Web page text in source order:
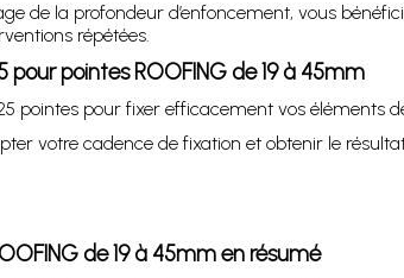
de la profondeur d’enfoncement, vous
répétées.
pointes ROOFING de 19 à 45mm
pointes pour fixer efficacement vos éléments
votre cadence de fixation et obtenir le
de 19 à 45mm en résumé